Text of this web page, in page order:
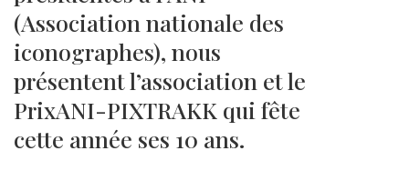
(Association nationale des
iconographes), nous
présentent l’association et le
PrixANI-PIXTRAKK qui fête
cette année ses 10 ans.